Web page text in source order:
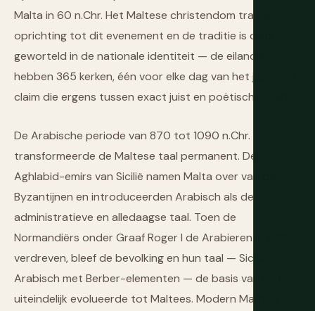
Malta in 60 n.Chr. Het Maltese christendom traceert zijn
oprichting tot dit evenement en de traditie is diep
geworteld in de nationale identiteit — de eilanden
hebben 365 kerken, één voor elke dag van het jaar, een
claim die ergens tussen exact juist en poëtisch zo ligt.
De Arabische periode van 870 tot 1090 n.Chr.
transformeerde de Maltese taal permanent. De
Aghlabid-emirs van Sicilië namen Malta over van de
Byzantijnen en introduceerden Arabisch als de
administratieve en alledaagse taal. Toen de
Normandiërs onder Graaf Roger I de Arabieren in 1090
verdreven, bleef de bevolking en hun taal — Siculo-
Arabisch met Berber-elementen — de basis van wat
uiteindelijk evolueerde tot Maltees. Modern Maltees